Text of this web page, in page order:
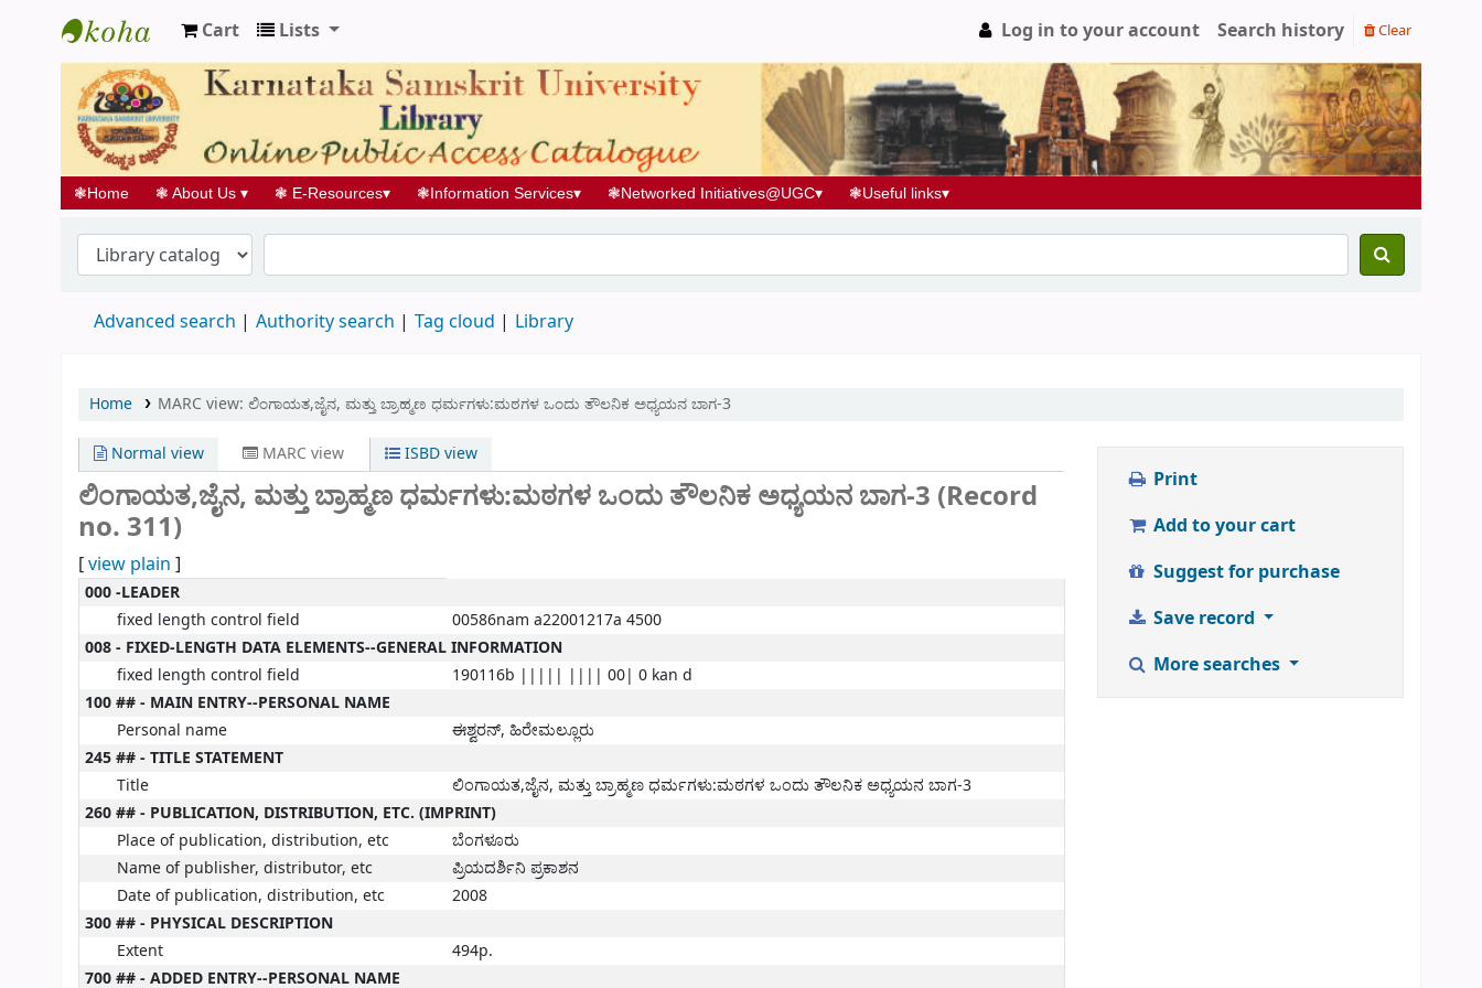
Koha online
Cart Lists Log in to your account Search history Clear
❃Home ❃ About Us ▾ ❃ E-Resources▾ ❃Information Services▾ ❃Networked Initiatives@UGC▾ ❃Useful links▾
Advanced search Authority search Tag cloud Library
Home MARC view: ಲಿಂಗಾಯತ,ಜೈನ, ಮತ್ತು ಬ್ರಾಹ್ಮಣ ಧರ್ಮಗಳು:ಮಠಗಳ ಒಂದು ತೌಲನಿಕ ಅಧ್ಯಯನ ಬಾಗ-3
Normal view MARC view ISBD view
ಲಿಂಗಾಯತ,ಜೈನ, ಮತ್ತು ಬ್ರಾಹ್ಮಣ ಧರ್ಮಗಳು:ಮಠಗಳ ಒಂದು ತೌಲನಿಕ ಅಧ್ಯಯನ ಬಾಗ-3 (Record
no. 311)
[view plain ]
MARC details
000 -LEADER
fixed length control field
00586nam a22001217a 4500
008 - FIXED-LENGTH DATA ELEMENTS--GENERAL INFORMATION
fixed length control field
190116b ||||| |||| 00| 0 kan d
100 ## - MAIN ENTRY--PERSONAL NAME
Personal name
ಈಶ್ವರನ್, ಹಿರೇಮಲ್ಲೂರು
245 ## - TITLE STATEMENT
Title
ಲಿಂಗಾಯತ,ಜೈನ, ಮತ್ತು ಬ್ರಾಹ್ಮಣ ಧರ್ಮಗಳು:ಮಠಗಳ ಒಂದು ತೌಲನಿಕ ಅಧ್ಯಯನ ಬಾಗ-3
260 ## - PUBLICATION, DISTRIBUTION, ETC. (IMPRINT)
Place of publication, distribution, etc
ಬೆಂಗಳೂರು
Name of publisher, distributor, etc
ಪ್ರಿಯದರ್ಶಿನಿ ಪ್ರಕಾಶನ
Date of publication, distribution, etc
2008
300 ## - PHYSICAL DESCRIPTION
Extent
494p.
700 ## - ADDED ENTRY--PERSONAL NAME
Print
Add to your cart
Suggest for purchase
Save record
More searches